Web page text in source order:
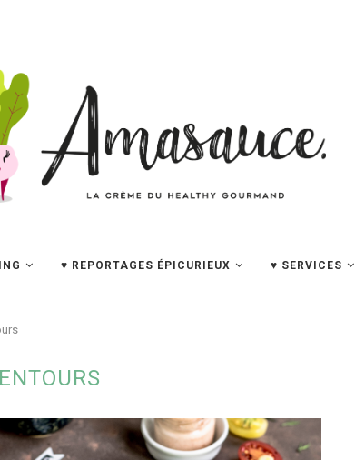
♥ REPORTAGES ÉPICURIEUX ♥ SERVICES